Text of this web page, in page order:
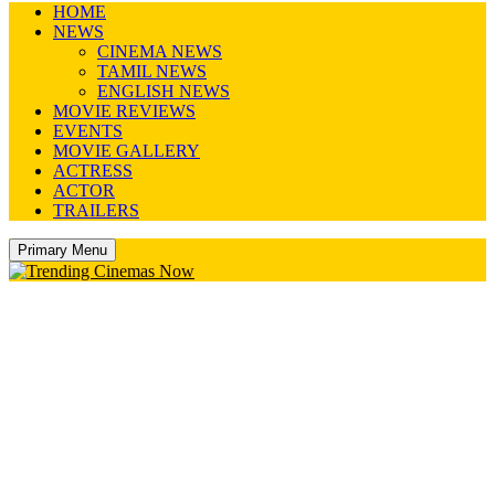
HOME
NEWS
CINEMA NEWS
TAMIL NEWS
ENGLISH NEWS
MOVIE REVIEWS
EVENTS
MOVIE GALLERY
ACTRESS
ACTOR
TRAILERS
Primary Menu